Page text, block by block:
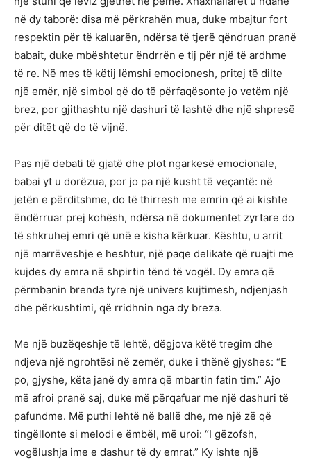
në dy taborë: disa më përkrahën mua, duke mbajtur fort
respektin për të kaluarën, ndërsa të tjerë qëndruan pranë
babait, duke mbështetur ëndrrën e tij për një të ardhme
të re. Në mes të këtij lëmshi emocionesh, pritej të dilte
një emër, një simbol që do të përfaqësonte jo vetëm një
brez, por gjithashtu një dashuri të lashtë dhe një shpresë
për ditët që do të vijnë.
Pas një debati të gjatë dhe plot ngarkesë emocionale,
babai yt u dorëzua, por jo pa një kusht të veçantë: në
jetën e përditshme, do të thirresh me emrin që ai kishte
ëndërruar prej kohësh, ndërsa në dokumentet zyrtare do
të shkruhej emri që unë e kisha kërkuar. Kështu, u arrit
një marrëveshje e heshtur, një paqe delikate që ruajti me
kujdes dy emra në shpirtin tënd të vogël. Dy emra që
përmbanin brenda tyre një univers kujtimesh, ndjenjash
dhe përkushtimi, që rridhnin nga dy breza.
Me një buzëqeshje të lehtë, dëgjova këtë tregim dhe
ndjeva një ngrohtësi në zemër, duke i thënë gjyshes: “E
po, gjyshe, këta janë dy emra që mbartin fatin tim.” Ajo
më afroi pranë saj, duke më përqafuar me një dashuri të
pafundme. Më puthi lehtë në ballë dhe, me një zë që
tingëllonte si melodi e ëmbël, më uroi: “I gëzofsh,
vogëlushja ime e dashur të dy emrat.” Ky ishte një